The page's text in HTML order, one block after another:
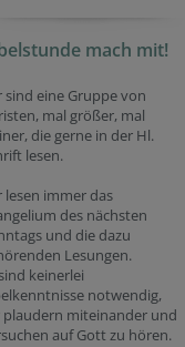
mach mit!
sind eine Gruppe von
mal größer, mal
die gerne in der Hl.
lesen.
lesen immer das
des nächsten
und die dazu
Lesungen.
keinerlei
notwendig,
plaudern miteinander und
auf Gott zu hören.